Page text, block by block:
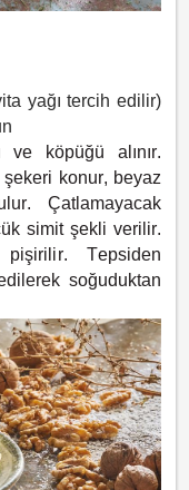
yağı tercih edilir)
köpüğü alınır.
konur, beyaz
Çatlamayacak
simit şekli verilir.
pişirilir. Tepsiden
soğuduktan